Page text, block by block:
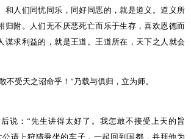
和人们同忧同乐，同好同恶的，就是道义。道义所
归附。人们无不厌恶死亡而乐于生存，喜欢恩德而
谋求利益的，就是王道。王道所在，天下之人就会
不受天之诏命乎！ ” 乃载与俱归，立为师。
说：“先生讲得太好了。我怎敢不接受上天的旨
请上狩猎乘坐的车子，一起回到国都，并拜他为